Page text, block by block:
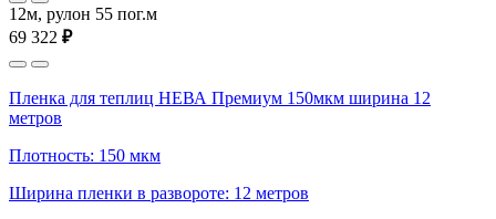
12м, рулон 55 пог.м
69 322 ₽
Пленка для теплиц НЕВА Премиум 150мкм ширина 12
метров
Плотность: 150 мкм
Ширина пленки в развороте: 12 метров